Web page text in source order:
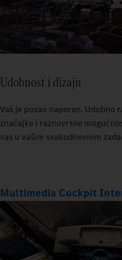
Udobnost i dizajn
Vaš je posao naporan. Udobno
značajke i raznovrsne
vas u vašim svakodnevnim
Multimedia Cockpit